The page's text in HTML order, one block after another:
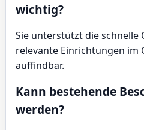
wichtig?
Sie unterstützt die
relevante Einrichtungen im
auffindbar.
Kann bestehende
werden?